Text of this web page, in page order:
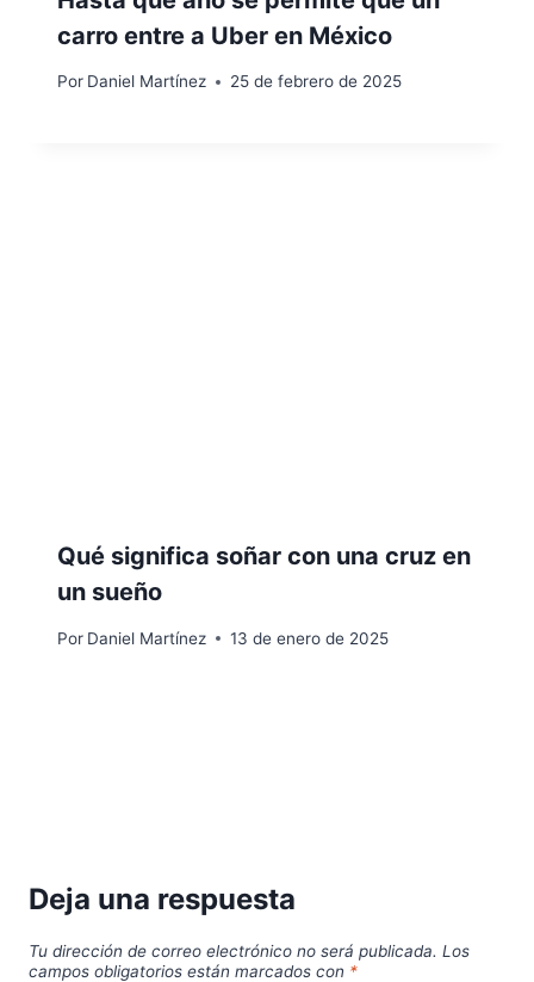
carro entre a Uber en México
Por Daniel Martínez 25 de febrero de 2025
Qué significa soñar con una cruz en
un sueño
Por Daniel Martínez 13 de enero de 2025
Deja una respuesta
Tu dirección de correo electrónico no será publicada. Los
campos obligatorios están marcados con *